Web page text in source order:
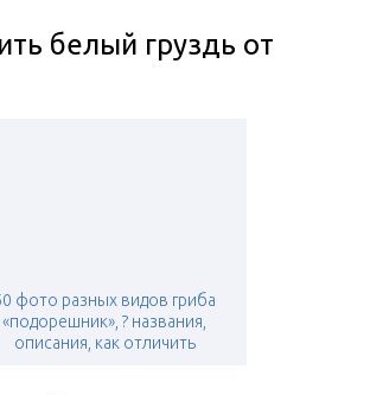
белый груздь от
фото разных видов гриба
«подорешник», ? названия,
описания, как отличить